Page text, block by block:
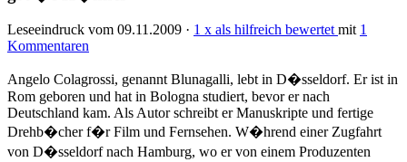
Leseeindruck vom 09.11.2009 · 1 x als hilfreich bewertet mit 1
Kommentaren
Angelo Colagrossi, genannt Blunagalli, lebt in D�sseldorf. Er ist in
Rom geboren und hat in Bologna studiert, bevor er nach
Deutschland kam. Als Autor schreibt er Manuskripte und fertige
Drehb�cher f�r Film und Fernsehen. W�hrend einer Zugfahrt
von D�sseldorf nach Hamburg, wo er von einem Produzenten